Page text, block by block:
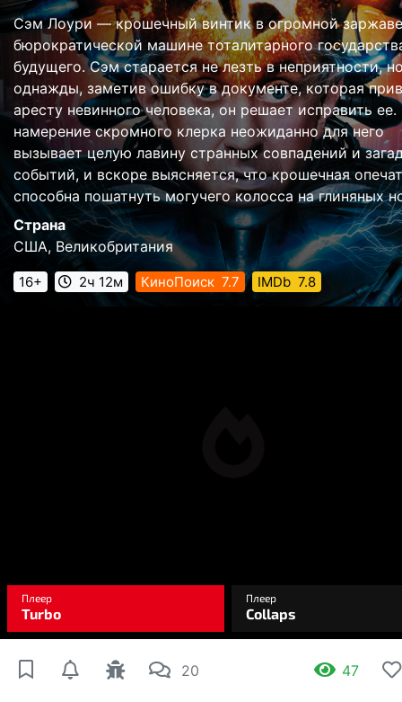
Сэм Лоури — крошечный винтик в огромной
бюрократической машине тоталитарного
будущего. Сэм старается не лезть в неприятности,
однажды, заметив ошибку в документе, которая
аресту невинного человека, он решает исправить ее.
намерение скромного клерка неожиданно для него
вызывает целую лавину странных совпадений и
событий, и вскоре выясняется, что крошечная
способна пошатнуть могучего колосса на глиняных
Страна
США, Великобритания
16+ 2ч 12м КиноПоиск 7.7 IMDb 7.8
20 47